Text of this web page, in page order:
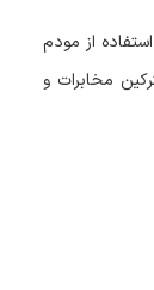
از مودم
مخابرات و